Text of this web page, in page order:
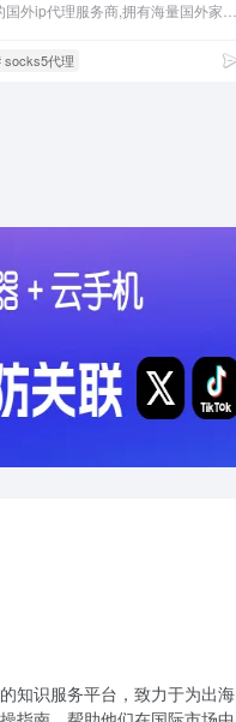
socks5代理
知识服务平台，致力于为出海